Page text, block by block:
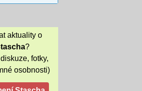
aktuality o
?
fotky,
osobnosti)